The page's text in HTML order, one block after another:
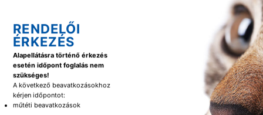
RENDELŐI
ÉRKEZÉS
Alapellátásra történő érkezés
esetén időpont foglalás nem
szükséges!
A következő beavatkozásokhoz
kérjen időpontot:
műtéti beavatkozások